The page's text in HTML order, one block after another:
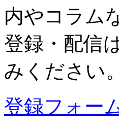
内やコラム
登録・配信
みください。
登録フォー